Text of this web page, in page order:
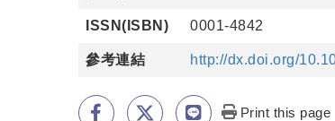
ISSN(ISBN) 0001-4842
參考連結 http://dx.doi.org/
Print this page